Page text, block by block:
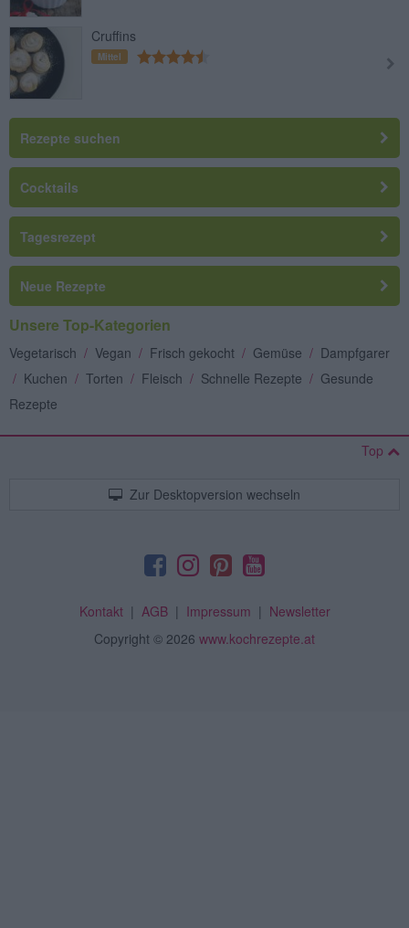
Cruffins
Mittel
Rezepte suchen
Cocktails
Tagesrezept
Neue Rezepte
Unsere Top-Kategorien
Vegetarisch / Vegan / Frisch gekocht / Gemüse / Dampfgarer
/ Kuchen / Torten / Fleisch / Schnelle Rezepte / Gesunde
Rezepte
Top
Zur Desktopversion wechseln
Kontakt| AGB| Impressum | Newsletter
Copyright © 2026 www.kochrezepte.at